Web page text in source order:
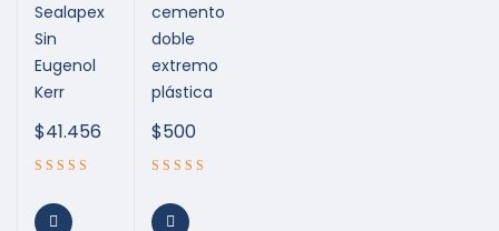
Sealapex
Sin
Eugenol
Kerr
$41.456
cemento
doble
extremo
plástica
$500